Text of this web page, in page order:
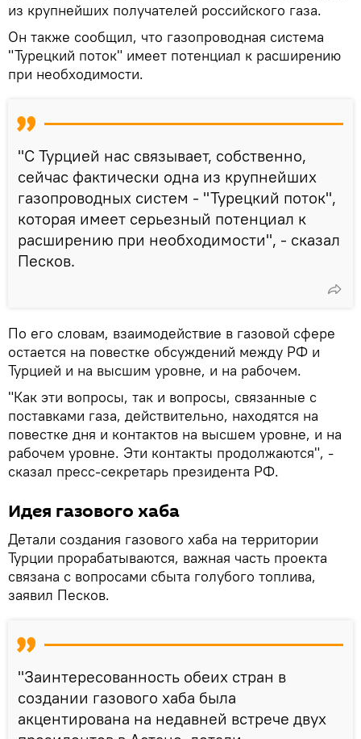
из крупнейших получателей российского газа.
Он также сообщил, что газопроводная система
"Турецкий поток" имеет потенциал к расширению
при необходимости.
"С Турцией нас связывает, собственно,
сейчас фактически одна из крупнейших
газопроводных систем - "Турецкий поток",
которая имеет серьезный потенциал к
расширению при необходимости", - сказал
Песков.
По его словам, взаимодействие в газовой сфере
остается на повестке обсуждений между РФ и
Турцией и на высшим уровне, и на рабочем.
"Как эти вопросы, так и вопросы, связанные с
поставками газа, действительно, находятся на
повестке дня и контактов на высшем уровне, и на
рабочем уровне. Эти контакты продолжаются", -
сказал пресс-секретарь президента РФ.
Идея газового хаба
Детали создания газового хаба на территории
Турции прорабатываются, важная часть проекта
связана с вопросами сбыта голубого топлива,
заявил Песков.
"Заинтересованность обеих стран в
создании газового хаба была
акцентирована на недавней встрече двух